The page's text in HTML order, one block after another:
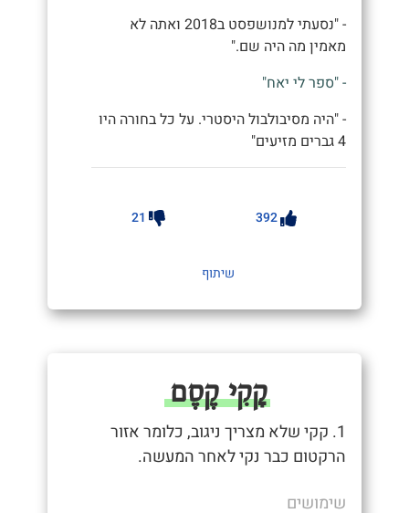
- "נסעתי למנושפסט ב2018 ואתה לא
מאמין מה היה שם."
- "ספר לי יאח"
- "היה מסיבולבול היסטרי. על כל בחורה היו
4 גברים מזיעים"
392
21
שיתוף
קָקִי קֶסֶם
1. קקי שלא מצריך ניגוב, כלומר אזור
הרקטום כבר נקי לאחר המעשה.
שימושים